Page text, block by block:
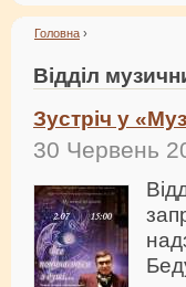
Головна ›
Відділ
Зустріч у
30 Червень